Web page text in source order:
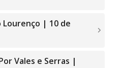
Lourenço | 10 de
Vales e Serras |